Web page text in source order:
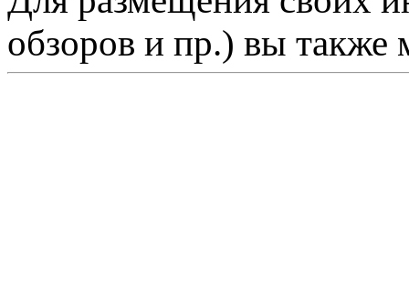
обзоров и пр.) вы также